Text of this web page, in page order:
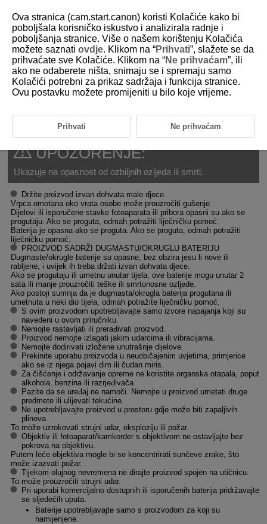
D185-008
Sigurnosne napomene
Slijedite ove upute kako biste spriječili ozljede rukovatelja proizvoda ili
drugih osoba te materijalne štete.
UPOZORENJE:
Ukazuje na opasnost od ozbiljnih ozljeda ili smrti.
Držite proizvod izvan dohvata male djece.
Vrpca omotana oko vrata osobe može prouzročiti gušenje.
Dijelovi ili isporučene stavke fotoaparata ili pribora opasni su ako se
progutaju. Ako se proguta, odmah potražiti liječničku pomoć.
Baterija je opasna ako se proguta. Ako se proguta, odmah potražiti
liječničku pomoć.
PROIZVOD SADRŽI DUGMASTU/OKRUGLU BATERIJU
Dugmaste/okrugle baterije su opasne, bez obzira jesu li nove ili
rabljene, i uvijek ih treba držati izvan dohvata djece.
Ako se progutaju ili umetnu unutar tijela, ove baterije mogu unutar 2
sata ili manje prouzročiti teške ili smrtonosne ozljede.
Ako postoji sumnja da je dugmasta/okrugla baterija progutana ili
umetnuta u neki dio tijela, odmah potražite liječničku pomoć.
S ovim proizvodom upotrebljavajte samo izvore napajanja koji su
navedeni u ovom priručniku.
Nemojte rastavljati ili prerađivati proizvod.
Proizvod nemojte izlagati jakim udarcima ili vibracijama.
Nemojte dodirivati izložene unutrašnje dijelove.
Prekinite uporabu proizvoda u neuobičajenim uvjetima, primjerice
ako se iz njega pojavi dim ili čudan miris.
Za čišćenje i održavanje opreme ne koristite organska otapala, poput
alkohola, benzina ili razrjeđivača.
Pazite da se uređaj ne namoči. Nemojte u proizvod umetati druge
predmete ili ulijevati tekućine.
Ne upotrebljavajte proizvod u prostoru gdje može biti zapaljivih
plinova.
To može uzrokovati strujni udar, eksploziju ili požar.
Objektiv ili fotoaparat/kamkorder s objektivom ne ostavljajte bez
pokrova na objektivu.
Putem leće objektiva mogle bi se koncentrirati sunčeve zrake, što
može izazvati požar.
Tijekom olujnog nevremena ne dirajte proizvod spojen na utičnicu.
To može prouzročiti strujni udar.
Pri uporabi komercijalno dostupnih ili isporučenih baterija pridržavajte
se sljedećih uputa.
Baterije upotrebljavajte samo s proizvodom za koji su
namijenjene.
Ova stranica (cam.start.canon) koristi Kolačiće kako bi
poboljšala korisničko iskustvo i analizirala radnje i
poboljšanja stranice. Više o našem korištenju Kolačića
možete saznati ovdje. Klikom na “Prihvati”, slažete se da
prihvaćate sve Kolačiće. Klikom na “Ne prihvaćam”, ili
ako ne odaberete ništa, snimaju se i spremaju samo
Kolačići potrebni za prikaz sadržaja i funkcija stranice.
Ovu postavku možete promijeniti u bilo koje vrijeme.
Prihvati Ne prihvaćam